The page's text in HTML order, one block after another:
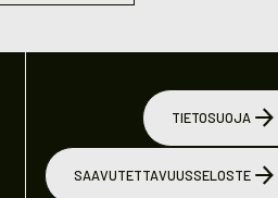
TIETOSUOJA
SAAVUTETTAVUUSSELOSTE